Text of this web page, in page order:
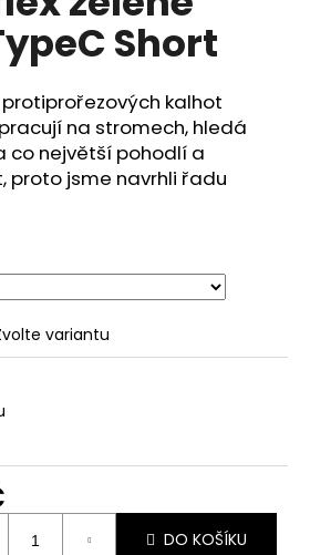
Short
kalhot
na stromech, hledá
co největší pohodlí a
proto jsme navrhli řadu
variantu
DO KOŠÍKU